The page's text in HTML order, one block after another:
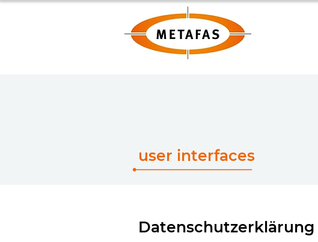
user interfaces
Datenschutzerklärung